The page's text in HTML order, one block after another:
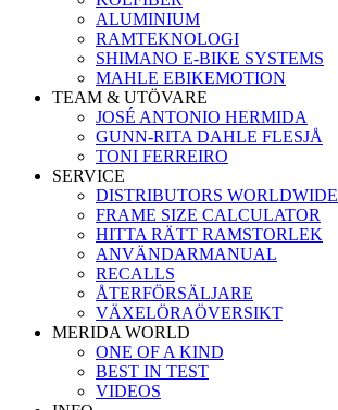
ALUMINIUM
RAMTEKNOLOGI
SHIMANO E-BIKE SYSTEMS
MAHLE EBIKEMOTION
TEAM & UTÖVARE
JOSÉ ANTONIO HERMIDA
GUNN-RITA DAHLE FLESJÅ
TONI FERREIRO
SERVICE
DISTRIBUTORS WORLDWIDE
FRAME SIZE CALCULATOR
HITTA RÄTT RAMSTORLEK
ANVÄNDARMANUAL
RECALLS
ÅTERFÖRSÄLJARE
VÄXELÖRAÖVERSIKT
MERIDA WORLD
ONE OF A KIND
BEST IN TEST
VIDEOS